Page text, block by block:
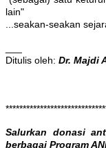
lain"
...seakan-seakan
Ditulis oleh: Dr. Majdi
Salurkan donasi
berbagai Program